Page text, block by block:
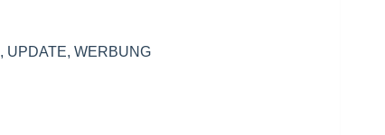
, UPDATE, WERBUNG